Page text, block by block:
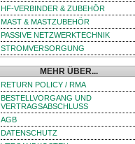
HF-VERBINDER & ZUBEHÖR
MAST & MASTZUBEHÖR
PASSIVE NETZWERKTECHNIK
STROMVERSORGUNG
MEHR ÜBER...
RETURN POLICY / RMA
BESTELLVORGANG UND
VERTRAGSABSCHLUSS
AGB
DATENSCHUTZ